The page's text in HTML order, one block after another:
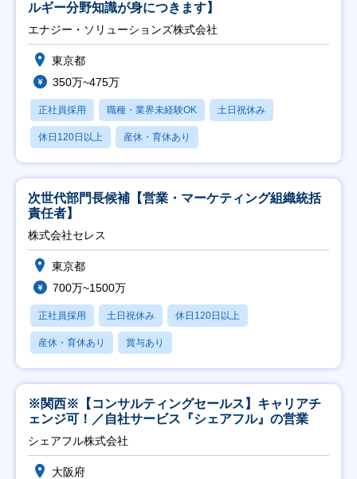
ルギー分野知識が身につきます】
エナジー・ソリューションズ株式会社
東京都
350万~475万
正社員採用 職種・業界未経験OK 土日祝休み
休日120日以上 産休・育休あり
次世代部門長候補【営業・マーケティング組織統括
責任者】
株式会社セレス
東京都
700万~1500万
正社員採用 土日祝休み 休日120日以上
産休・育休あり 賞与あり
※関西※【コンサルティングセールス】キャリアチ
ェンジ可！／自社サービス『シェアフル』の営業
シェアフル株式会社
大阪府